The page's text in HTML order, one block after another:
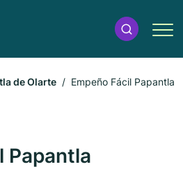
de Olarte Empeño Fácil Papantla
Papantla